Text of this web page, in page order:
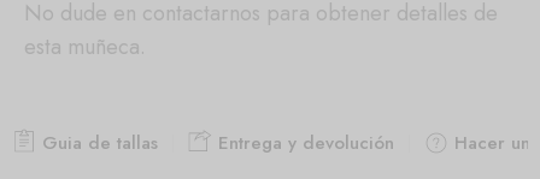
No dude en contactarnos para obtener detalles de
esta muñeca.
Guia de tallas Entrega y devolución
Hacer